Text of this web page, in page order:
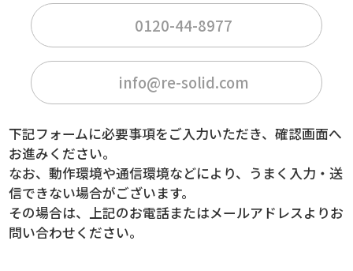
0120-44-8977
info@re-solid.com
下記フォームに必要事項をご入力いただき、確認画面へ
お進みください。
なお、動作環境や通信環境などにより、うまく入力・送
信できない場合がございます。
その場合は、上記のお電話またはメールアドレスよりお
問い合わせください。